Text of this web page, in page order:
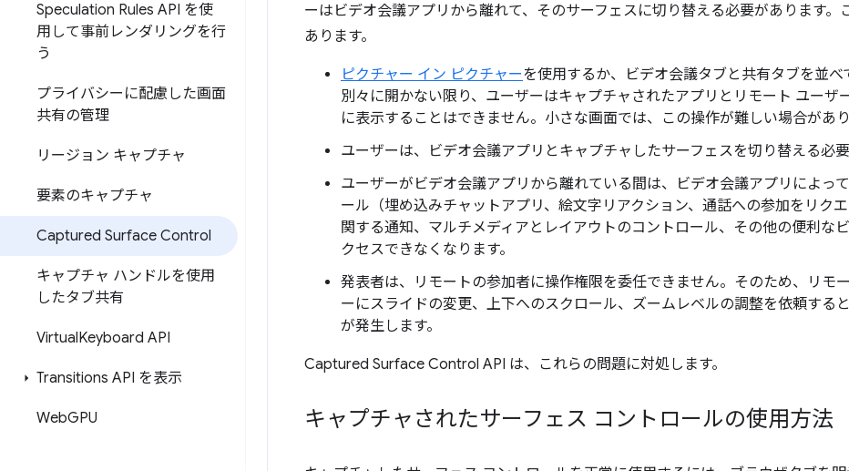
Speculation Rules API を使
用して事前レンダリングを行
う
プライバシーに配慮した画面
共有の管理
リージョン キャプチャ
要素のキャプチャ
Captured Surface Control
キャプチャ ハンドルを使用
したタブ共有
VirtualKeyboard API
Transitions API を表示
WebGPU
ーはビデオ会議アプリから離れて、そのサーフェスに切り替える必要があります。
あります。
ピクチャー イン ピクチャーを使用するか、ビデオ会議タブと共有タブを並べ
別々に開かない限り、ユーザーはキャプチャされたアプリとリモート ユーザ
に表示することはできません。小さな画面では、この操作が難しい場合があり
ユーザーは、ビデオ会議アプリとキャプチャしたサーフェスを切り替える必要
ユーザーがビデオ会議アプリから離れている間は、ビデオ会議アプリによっ
ール（埋め込みチャットアプリ、絵文字リアクション、通話への参加をリク
関する通知、マルチメディアとレイアウトのコントロール、その他の便利な
クセスできなくなります。
発表者は、リモートの参加者に操作権限を委任できません。そのため、リモ
ーにスライドの変更、上下へのスクロール、ズームレベルの調整を依頼する
が発生します。
Captured Surface Control API は、これらの問題に対処します。
キャプチャされたサーフェス コントロールの使用方法